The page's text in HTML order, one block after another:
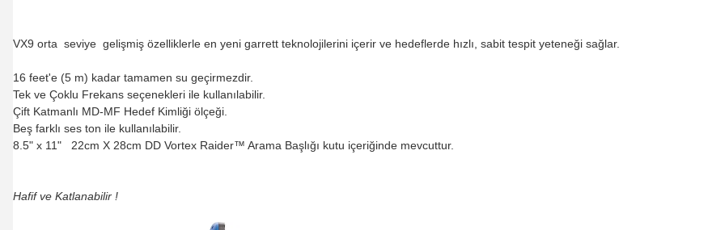
VX9 orta seviye gelişmiş özelliklerle en yeni garrett teknolojilerini içerir ve hedeflerde hızlı, sabit tespit yeteneği sağlar.
16 feet'e (5 m) kadar tamamen su geçirmezdir.
Tek ve Çoklu Frekans seçenekleri ile kullanılabilir.
Çift Katmanlı MD-MF Hedef Kimliği ölçeği.
Beş farklı ses ton ile kullanılabilir.
8.5" x 11" 22cm X 28cm DD Vortex Raider™ Arama Başlığı kutu içeriğinde mevcuttur.
Hafif ve Katlanabilir !